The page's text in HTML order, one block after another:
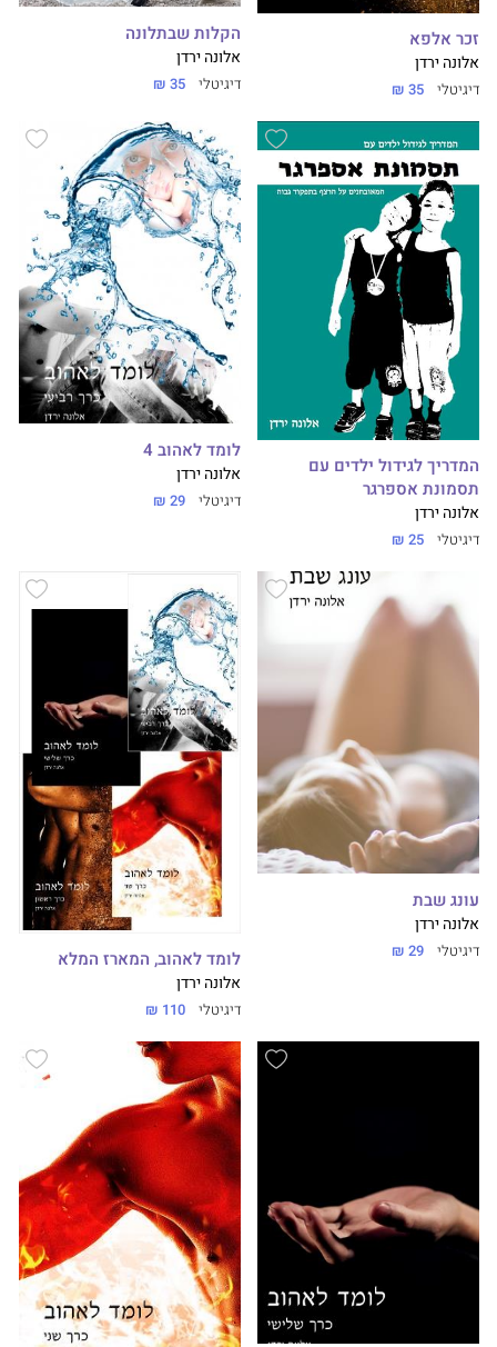
זכר אלפא
אלונה ירדן
דיגיטלי 35 ₪
הקלות שבתלונה
אלונה ירדן
דיגיטלי 35 ₪
המדריך לגידול ילדים עם
תסמונת אספרגר
אלונה ירדן
דיגיטלי 25 ₪
לומד לאהוב 4
אלונה ירדן
דיגיטלי 29 ₪
עונג שבת
אלונה ירדן
דיגיטלי 29 ₪ לומד לאהוב, המארז המלא
אלונה ירדן
דיגיטלי 110 ₪